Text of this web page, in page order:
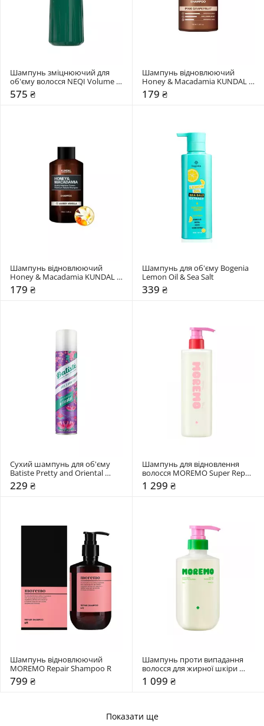
Шампунь зміцнюючий для
об'єму волосся NEQI Volume
Victory
575 ₴
Шампунь відновлюючий
Honey & Macadamia KUNDAL
"Pink Grapefruit"
179 ₴
Шампунь відновлюючий
Honey & Macadamia KUNDAL
"Amber Vanilla"
179 ₴
Шампунь для об'єму Bogenia
Lemon Oil & Sea Salt
339 ₴
Сухий шампунь для об'єму
Batiste Pretty and Oriental
Opulent
229 ₴
Шампунь для відновлення
волосся MOREMO Super Repair
Shampoo
1 299 ₴
Шампунь відновлюючий
MOREMO Repair Shampoo R
799 ₴
Шампунь проти випадання
волосся для жирної шкіри
голови MOREMO Caffeine
Biome Shampoo for Oily Scalp
1 099 ₴
Показати ще